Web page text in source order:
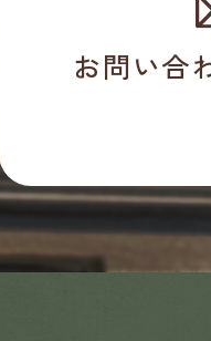
お問い合